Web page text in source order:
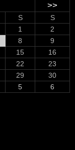
>>
S
S
1
2
8
9
15
16
22
23
29
30
5 6